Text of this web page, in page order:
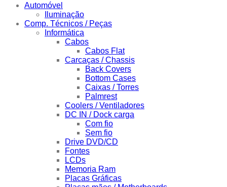
Automóvel
Iluminação
Comp. Técnicos / Peças
Informática
Cabos
Cabos Flat
Carcaças / Chassis
Back Covers
Bottom Cases
Caixas / Torres
Palmrest
Coolers / Ventiladores
DC IN / Dock carga
Com fio
Sem fio
Drive DVD/CD
Fontes
LCDs
Memoria Ram
Placas Gráficas